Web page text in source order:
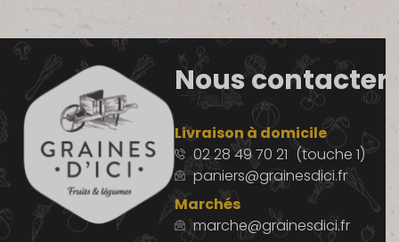
Nous contacter
Livraison à domicile
02 28 49 70 21 (touche 1)
paniers@grainesdici.fr
Marchés
marche@grainesdici.fr